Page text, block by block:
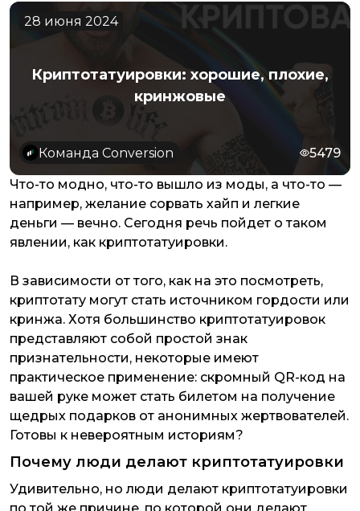
28 июня 2024
Криптотатуировки: хорошие, плохие,
кринжовые
Команда Conversion 5479
Что-то модно, что-то вышло из моды, а что-то —
например, желание сорвать хайп и легкие
деньги — вечно. Сегодня речь пойдет о таком
явлении, как криптотатуировки.
В зависимости от того, как на это посмотреть,
криптотату могут стать источником гордости или
кринжа. Хотя большинство криптотатуировок
представляют собой простой знак
признательности, некоторые имеют
практическое применение: скромный QR-код на
вашей руке может стать билетом на получение
щедрых подарков от анонимных жертвователей.
Готовы к невероятным историям?
Почему люди делают криптотатуировки
Удивительно, но люди делают криптотатуировки